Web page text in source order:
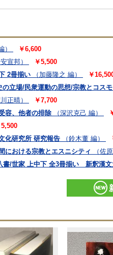
）
￥6,600
安宣邦）
￥5,500
2冊揃い
（加藤隆之 編）
￥
立場/民衆運動の思想/宗教とコス
川正晴）
￥7,700
容、他者の排除
（深沢克己 編）
5,500
化研究所 研究報告
（鈴木董 編）
おける宗教とエスニシティ
（佐
/世家 上中下 全3冊揃い 新釈漢文